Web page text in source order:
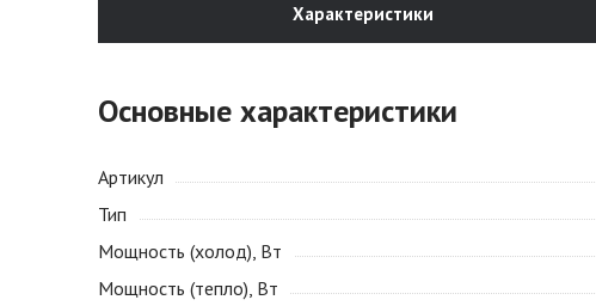
Характеристики
Основные характеристики
Артикул
Тип
Мощность (холод), Вт
Мощность (тепло), Вт